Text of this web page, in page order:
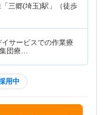
「三郷(埼玉)駅」（徒歩
サービスでの作業療
団療…
用中